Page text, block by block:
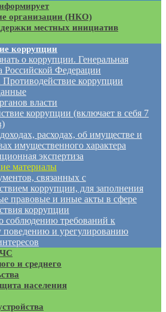
организации (НКО)
местных инициатив
коррупции
о коррупции. Генеральная
Российской Федерации
коррупции
власти
коррупции (включает в себя 7
расходах, об имуществе и
имущественного характера
экспертиза
материалы
связанных с
коррупции, для заполнения
правовые и иные акты в сфере
коррупции
соблюдению требований к
поведению и урегулированию
и среднего
населения